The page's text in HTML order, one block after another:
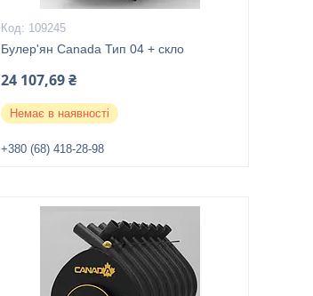
109245
Булер'ян Canada Тип 04 + скло
24 107,69 ₴
Немає в наявності
+380 (68) 418-28-98